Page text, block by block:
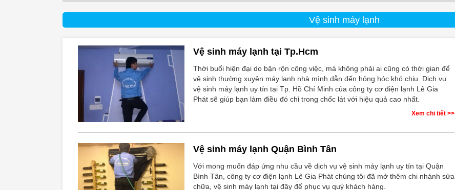
Vệ sinh máy lạnh
Vệ sinh máy lạnh tại Tp.Hcm
Thời buổi hiện đại do bận rộn công việc, mà không phải ai cũng có thời gian để
vệ sinh thường xuyên máy lạnh nhà mình dẫn đến hỏng hóc khó chịu. Dịch vụ
vệ sinh máy lạnh uy tín tại Tp. Hồ Chí Minh của công ty cơ điện lạnh Lê Gia
Phát sẽ giúp bạn làm điều đó chỉ trong chốc lát với hiệu quả cao nhất.
Xem chi tiết >>
Vệ sinh máy lạnh Quận Bình Tân
Với mong muốn đáp ứng nhu cầu về dịch vụ vệ sinh máy lạnh uy tín tại Quận
Bình Tân, công ty cơ điện lạnh Lê Gia Phát chúng tôi đã mở thêm chi nhánh sửa
chữa, vệ sinh máy lạnh tại đây để phục vụ quý khách hàng.